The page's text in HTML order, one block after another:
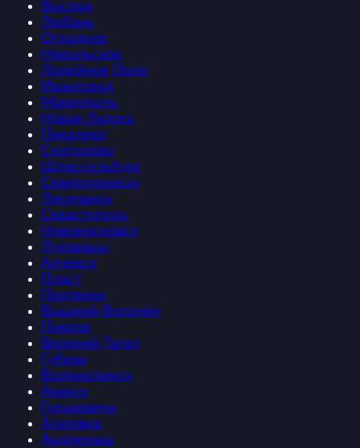
Высоцк
Любань
Отрадное
Никольское
Лодейное Поле
Ивангород
Мариуполь
Новая Ладога
Пикалево
Сертолово
Шлиссельбург
Северодонецк
Лисичанск
Севастополь
Новомосковск
Луховицы
Алчевск
Пласт
Протвино
Вышний-Волочёк
Покров
Верхний-Тагил
Губкин
Волоколамск
Ачинск
Гулькевичи
Агаповка
Андреевка